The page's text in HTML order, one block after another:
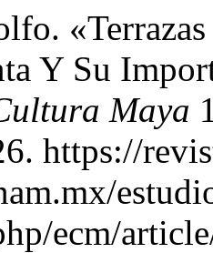
Y Su
Maya
https://
ecm/